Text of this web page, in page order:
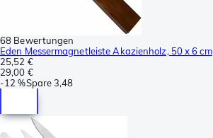
68 Bewertungen
Eden Messermagnetleiste Akazienholz, 50 x 6 cm
25,52 €
29,00 €
-12 %Spare3,48